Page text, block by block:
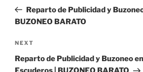
PostReparto de Publicidad y
BUZONEO BARATO
Next
Post
NEXT
Reparto de Publicidad y Buzoneo